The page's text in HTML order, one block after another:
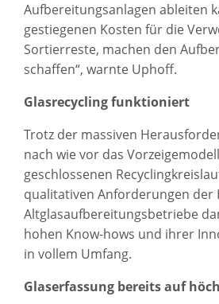
Aufbereitungsanlagen ableiten
gestiegenen Kosten für die
Sortierreste, machen den
schaffen“, warnte Uphoff.
Glasrecycling funktioniert
Trotz der massiven
nach wie vor das
geschlossenen
qualitativen Anforderungen
Altglasaufbereitungsbetriebe
hohen Know-hows und ihrer
in vollem Umfang.
Glaserfassung bereits auf